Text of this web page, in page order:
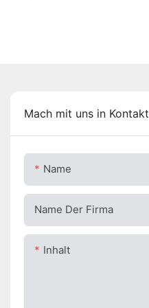
Mach mit uns in Kontakt
Name
Name Der Firma
Inhalt